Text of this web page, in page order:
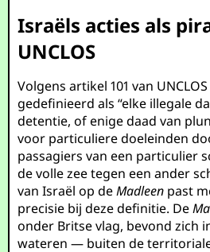
Israëls acties als
UNCLOS
Volgens artikel 101 van
gedefinieerd als “elke illegale
detentie, of enige daad van
voor particuliere doeleinden
passagiers van een particulier
de volle zee tegen een ander
van Israël op deMadleen past
precisie bij deze definitie. De
onder Britse vlag, bevond zich
wateren — buiten de